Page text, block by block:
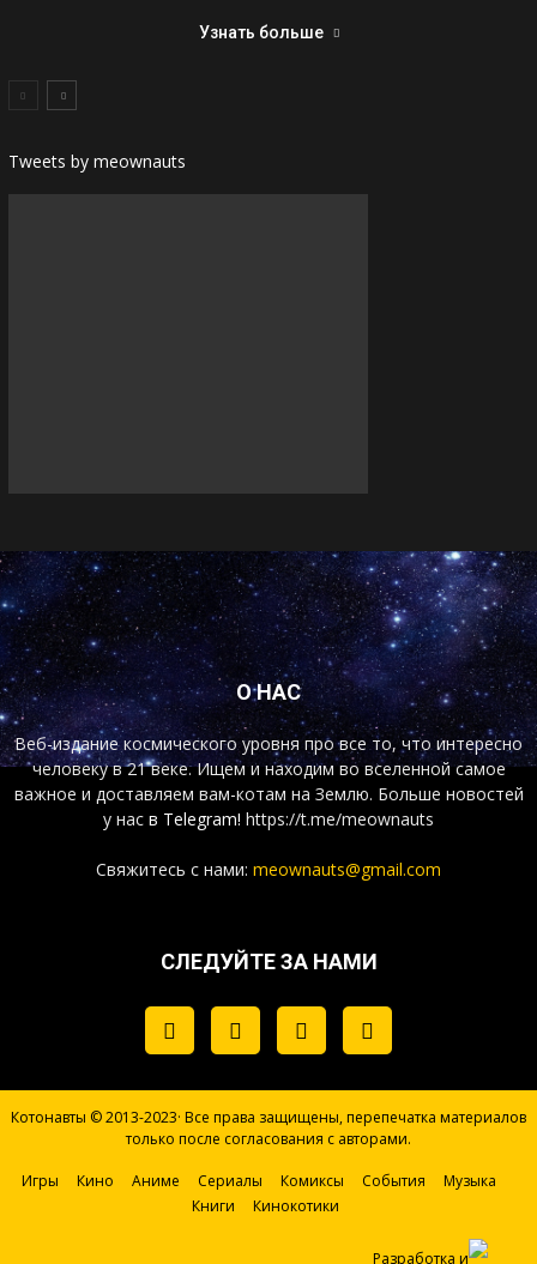
Узнать больше
Tweets by meownauts
О НАС
Веб-издание космического уровня про все то, что интересно
человеку в 21 веке. Ищем и находим во вселенной самое
важное и доставляем вам-котам на Землю. Больше новостей
у нас в Telegram! https://t.me/meownauts
Свяжитесь с нами: meownauts@gmail.com
СЛЕДУЙТЕ ЗА НАМИ
Котонавты © 2013-2023· Все права защищены, перепечатка материалов
только после согласования с авторами.
Игры Кино Аниме Сериалы Комиксы События
Музыка
Книги
Кинокотики
Разработка и